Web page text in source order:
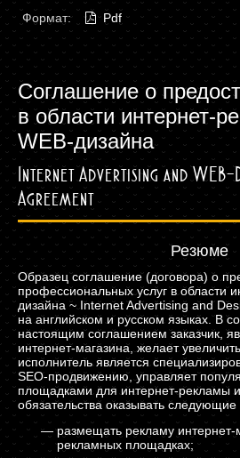
Формат: Pdf
Соглашение о
в области интернет-
WEB-дизайна
Internet Advertising and WEB-
Agreement
Резюме
Образец соглашение (договора) о
профессиональных услуг в области
дизайна ~ Internet Advertising and
на английском и русском языках. В
настоящим соглашением заказчик,
интернет-магазина, желает
исполнитель является
SEO-продвижению, управляет
площадками для интернет-рекламы
обязательства оказывать
размещать рекламу интернет-
рекламных площадках;